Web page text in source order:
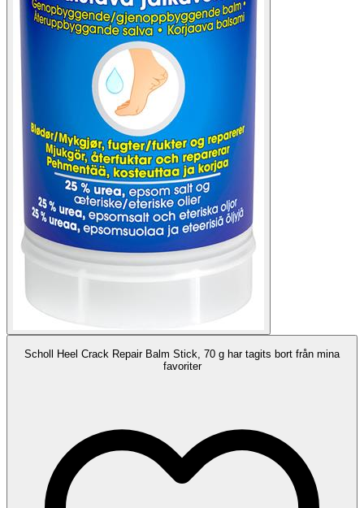
Scholl Heel Crack Repair Balm Stick, 70 g har tagits bort från mina
favoriter